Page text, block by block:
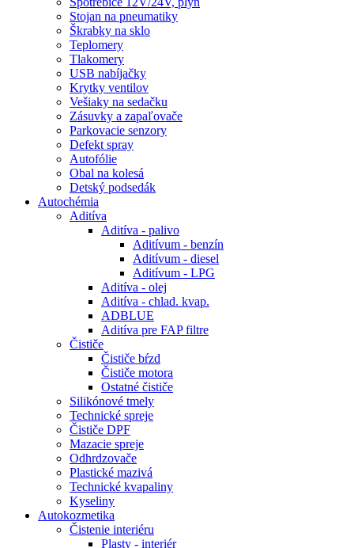
Stojan na pneumatiky
Škrabky na sklo
Teplomery
Tlakomery
USB nabíjačky
Krytky ventilov
Vešiaky na sedačku
Zásuvky a zapaľovače
Parkovacie senzory
Defekt spray
Autofólie
Obal na kolesá
Detský podsedák
Autochémia
Aditíva
Aditíva - palivo
Aditívum - benzín
Aditívum - diesel
Aditívum - LPG
Aditíva - olej
Aditíva - chlad. kvap.
ADBLUE
Aditíva pre FAP filtre
Čističe
Čističe bŕzd
Čističe motora
Ostatné čističe
Silikónové tmely
Technické spreje
Čističe DPF
Mazacie spreje
Odhrdzovače
Plastické mazivá
Technické kvapaliny
Kyseliny
Autokozmetika
Čistenie interiéru
Plasty - interiér